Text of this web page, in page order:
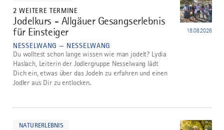
2 WEITERE TERMINE
3
Jodelkurs - Allgäuer Gesangserlebnis
für Einsteiger
NESSELWANG — NESSELWANG
18.08.2026
Du wolltest schon lange wissen wie man jodelt? Lydia
Haslach, Leiterin der Jodlergruppe Nesselwang lädt
Dich ein, etwas über das Jodeln zu erfahren und einen
Jodler aus Dir zu entlocken.
NATURERLEBNIS